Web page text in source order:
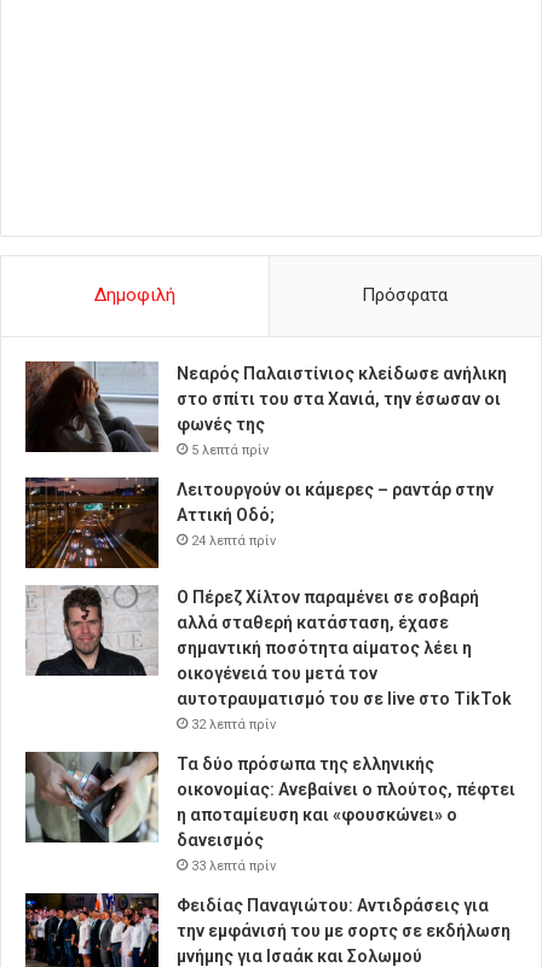
Δημοφιλή Πρόσφατα
Νεαρός Παλαιστίνιος κλείδωσε ανήλικη
στο σπίτι του στα Χανιά, την έσωσαν οι
φωνές της
5 λεπτά πρίν
Λειτουργούν οι κάμερες – ραντάρ στην
Αττική Οδό;
24 λεπτά πρίν
Ο Πέρεζ Χίλτον παραμένει σε σοβαρή
αλλά σταθερή κατάσταση, έχασε
σημαντική ποσότητα αίματος λέει η
οικογένειά του μετά τον
αυτοτραυματισμό του σε live στο TikTok
32 λεπτά πρίν
Τα δύο πρόσωπα της ελληνικής
οικονομίας: Aνεβαίνει ο πλούτος, πέφτει
η αποταμίευση και «φουσκώνει» ο
δανεισμός
33 λεπτά πρίν
Φειδίας Παναγιώτου: Αντιδράσεις για
την εμφάνισή του με σορτς σε εκδήλωση
μνήμης για Ισαάκ και Σολωμού